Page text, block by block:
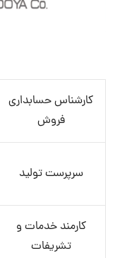
کارشناس حسابداری
فروش
سرپرست تولید
کارمند خدمات و
تشریفات